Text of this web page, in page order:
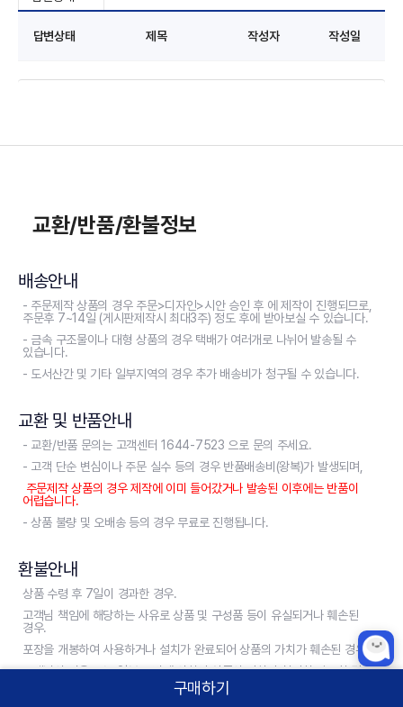
답변상태 제목 작성자 작성일
교환/반품/환불정보
배송안내
- 주문제작 상품의 경우 주문>디자인>시안 승인 후 에 제작이 진행되므로,
주문후 7~14일 (게시판제작시 최대3주) 정도 후에 받아보실 수 있습니다.
- 금속 구조물이나 대형 상품의 경우 택배가 여러개로 나뉘어 발송될 수
있습니다.
- 도서산간 및 기타 일부지역의 경우 추가 배송비가 청구될 수 있습니다.
교환 및 반품안내
- 교환/반품 문의는 고객센터 1644-7523 으로 문의 주세요.
- 고객 단순 변심이나 주문 실수 등의 경우 반품배송비(왕복)가 발생되며,
주문제작 상품의 경우 제작에 이미 들어갔거나 발송된 이후에는 반품이
어렵습니다.
- 상품 불량 및 오배송 등의 경우 무료로 진행됩니다.
환불안내
상품 수령 후 7일이 경과한 경우.
고객님 책임에 해당하는 사유로 상품 및 구성품 등이 유실되거나 훼손된
경우.
포장을 개봉하여 사용하거나 설치가 완료되어 상품의 가치가 훼손된 경우.
고객님의 사용 또는 일부 소비에 의하여 상품의 가치가 현저히 감소한 경우.
반송시 물건이 훼손되어 상품 가치를 상실한 경우.
구매하기